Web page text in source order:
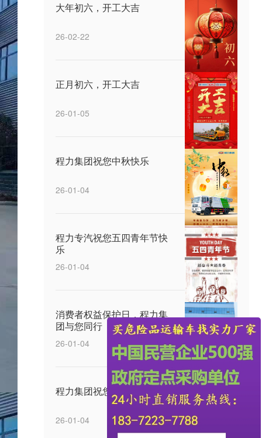
大年初六，开工大吉
26-02-22
正月初六，开工大吉
26-01-05
程力集团祝您中秋快乐
26-01-04
程力专汽祝您五四青年节快
乐
26-01-04
消费者权益保护日，程力集
团与您同行
26-01-04
程力集团祝您元宵节快乐
26-01-04